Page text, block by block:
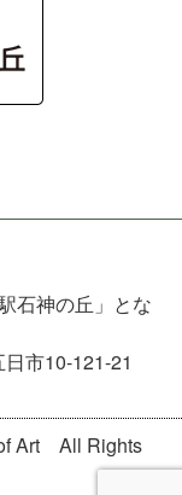
石神の丘」とな
市10-121-21
Art All Rights